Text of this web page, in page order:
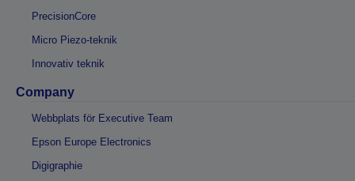
PrecisionCore
Micro Piezo-teknik
Innovativ teknik
Company
Webbplats för Executive Team
Epson Europe Electronics
Digigraphie